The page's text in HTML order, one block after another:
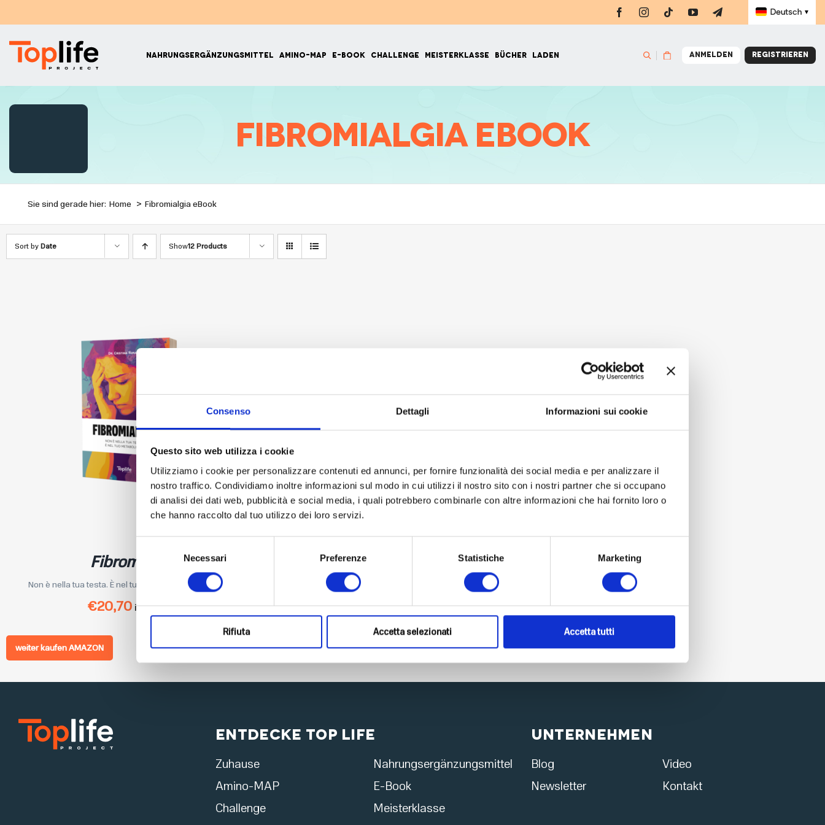
Consenso Dettagli Informazioni sui cookie
Questo sito web utilizza i cookie
Utilizziamo i cookie per personalizzare contenuti ed annunci, per fornire funzionalità dei social media e per analizzare il
nostro traffico. Condividiamo inoltre informazioni sul modo in cui utilizzi il nostro sito con i nostri partner che si occupano
di analisi dei dati web, pubblicità e social media, i quali potrebbero combinarle con altre informazioni che hai fornito loro o
che hanno raccolto dal tuo utilizzo dei loro servizi.
del
Necessari Preferenze Statistiche Marketing
Rifiuta Accetta selezionati Accetta tutti
to
content
Deutsch ▼
Fibromialgia eBook
Sie sind gerade hier: Home Fibromialgia eBook
Sort byDate Show12 Products
Fibromialgia
Non è nella tua testa. È nel tuo metabolismo. Dolore dif...
€20,70 inkl. MwSt.
weiter kaufen AMAZON
Entdecke Top Life
Zuhause
Nahrungsergänzungsmittel
Amino-MAP
E-Book
Challenge
Meisterklasse
Unternehmen
Blog
Video
Newsletter
Kontakt